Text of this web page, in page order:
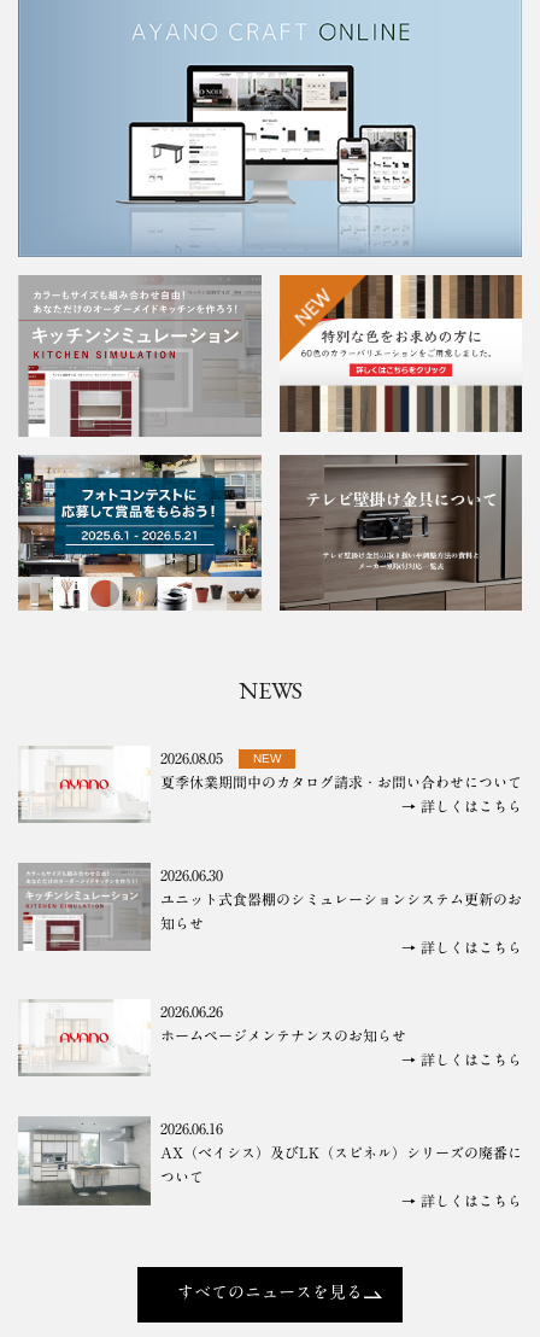
NEWS
2026.08.05 NEW
夏季休業期間中のカタログ請求・お問い合わせについて
→ 詳しくはこちら
2026.06.30
ユニット式食器棚のシミュレーションシステム更新のお
知らせ
→ 詳しくはこちら
2026.06.26
ホームページメンテナンスのお知らせ
→ 詳しくはこちら
2026.06.16
AX（ベイシス）及びLK（スピネル）シリーズの廃番に
ついて
→ 詳しくはこちら
すべてのニュースを見る